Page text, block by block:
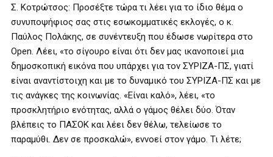
Σ. Κοτρώτσος: Προσέξτε τώρα τι λέει για το ίδιο θέμα ο
συνυποψήφιος σας στις εσωκομματικές εκλογές, ο κ.
Παύλος Πολάκης, σε συνέντευξη που έδωσε νωρίτερα στο
Open. Λέει, «το σίγουρο είναι ότι δεν μας ικανοποιεί μια
δημοσκοπική εικόνα που υπάρχει για τον ΣΥΡΙΖΑ-ΠΣ, γιατί
είναι αναντίστοιχη και με το δυναμικό του ΣΥΡΙΖΑ-ΠΣ και με
τις ανάγκες της κοινωνίας. «Είναι καλό», λέει, «το
προσκλητήριο ενότητας, αλλά ο γάμος θέλει δύο. Όταν
βλέπεις το ΠΑΣΟΚ και λέει δεν θέλω, τελείωσε το
παραμύθι. Δεν σε προσκαλώ», εννοεί στον γάμο. Τι λέτε;